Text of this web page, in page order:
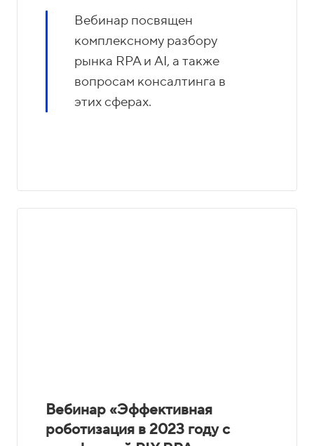
Вебинар посвящен
комплексному разбору
рынка RPA и AI, а также
вопросам консалтинга в
этих сферах.
Вебинар «Эффективная
роботизация в 2023 году с